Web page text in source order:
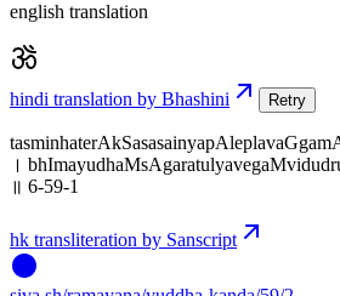
english translation
hindi translation by Bhashini Retry
।
॥ 6-59-1
hk transliteration by Sanscript